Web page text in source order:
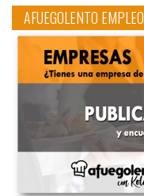
AFUEGOLENTO EMPLEO